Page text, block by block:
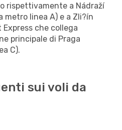
rispettivamente a Nádraží
metro linea A) e a Zli?ín
che collega
principale di Praga
C).
sui voli da